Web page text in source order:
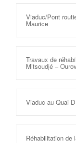
Viaduc/Pont
Maurice
Travaux de
Mitsoudjé –
Viaduc au Quai
Réhabilitation de